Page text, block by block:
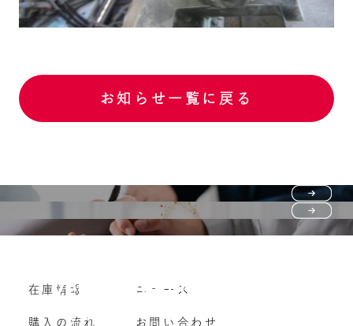
お知らせ一覧に戻る
購入の流れ
よくいただくご質問
Vehicle purchase
車両買い取り
在庫情報
購入の流れ
ニュース
お問い合わせ